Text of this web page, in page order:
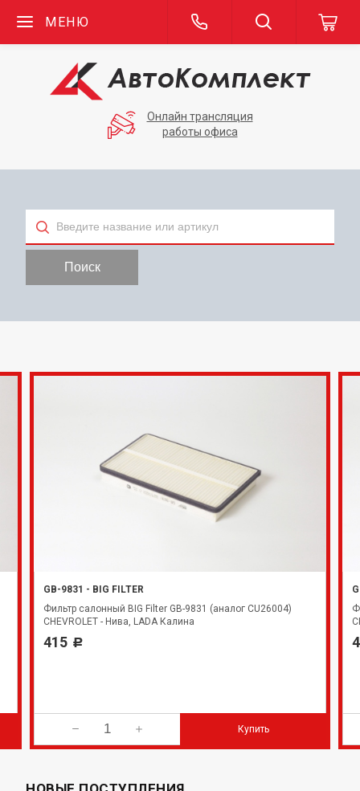
МЕНЮ
Онлайн трансляция
работы офиса
Поиск
GB-9831 - BIG FILTER
Фильтр салонный BIG Filter GB-9831 (аналог CU26004)
CHEVROLET - Нива, LADA Калина
415 Р
Купить